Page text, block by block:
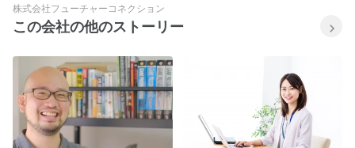
株式会社フューチャーコネクション
この会社の他のストーリー